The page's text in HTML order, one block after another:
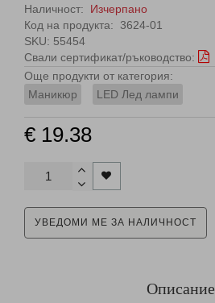
Наличност: Изчерпано
Код на продукта:
3624-01
SKU: 55454
Свали сертификат/ръководство:
Още продукти от категория:
Маникюр
LED Лед лампи
€ 19.38
УВЕДОМИ МЕ ЗА НАЛИЧНОСТ
Описание